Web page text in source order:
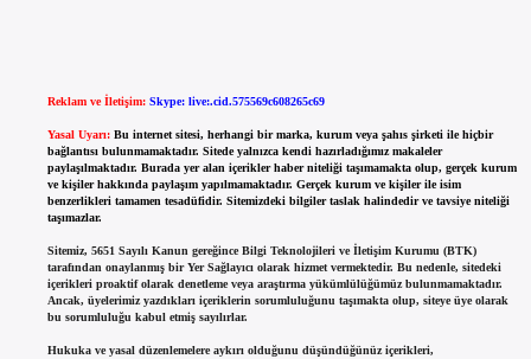
Reklam ve İletişim: Skype: live:.cid.575569c608265c69
Yasal Uyarı: Bu internet sitesi, herhangi bir marka, kurum veya şahıs şirketi ile hiçbir
bağlantısı bulunmamaktadır. Sitede yalnızca kendi hazırladığımız makaleler
paylaşılmaktadır. Burada yer alan içerikler haber niteliği taşımamakta olup, gerçek kurum
ve kişiler hakkında paylaşım yapılmamaktadır. Gerçek kurum ve kişiler ile isim
benzerlikleri tamamen tesadüfidir. Sitemizdeki bilgiler taslak halindedir ve tavsiye niteliği
taşımazlar.
Sitemiz, 5651 Sayılı Kanun gereğince Bilgi Teknolojileri ve İletişim Kurumu (BTK)
tarafından onaylanmış bir Yer Sağlayıcı olarak hizmet vermektedir. Bu nedenle, sitedeki
içerikleri proaktif olarak denetleme veya araştırma yükümlülüğümüz bulunmamaktadır.
Ancak, üyelerimiz yazdıkları içeriklerin sorumluluğunu taşımakta olup, siteye üye olarak
bu sorumluluğu kabul etmiş sayılırlar.
Hukuka ve yasal düzenlemelere aykırı olduğunu düşündüğünüz içerikleri,